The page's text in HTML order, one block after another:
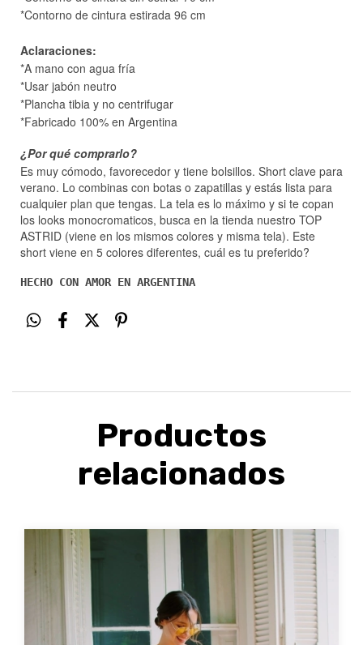
*Contorno de cintura estirada 96 cm
Aclaraciones:
*A mano con agua fría
*Usar jabón neutro
*Plancha tibia y no centrifugar
*Fabricado 100% en Argentina
¿Por qué comprarlo?
Es muy cómodo, favorecedor y tiene bolsillos. Short clave para
verano. Lo combinas con botas o zapatillas y estás lista para
cualquier plan que tengas. La tela es lo máximo y si te copan
los looks monocromaticos, busca en la tienda nuestro TOP
ASTRID (viene en los mismos colores y misma tela). Este
short viene en 5 colores diferentes, cuál es tu preferido?
HECHO CON AMOR EN ARGENTINA
Productos
relacionados